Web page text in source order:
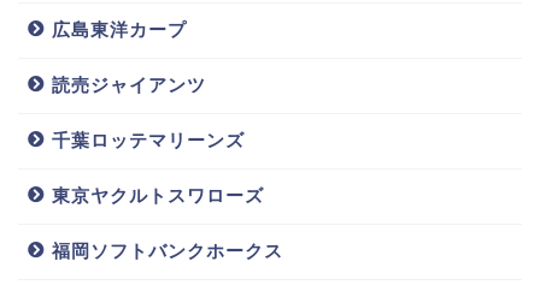
広島東洋カープ
読売ジャイアンツ
千葉ロッテマリーンズ
東京ヤクルトスワローズ
福岡ソフトバンクホークス